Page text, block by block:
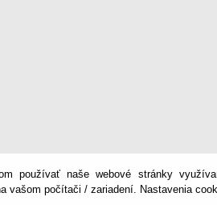
používať naše webové stránky
vašom počítači / zariadení. Nastavenia